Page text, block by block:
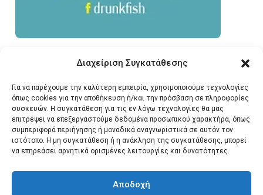
Διαχείριση Συγκατάθεσης
Για να παρέχουμε την καλύτερη εμπειρία, χρησιμοποιούμε τεχνολογίες
όπως cookies για την αποθήκευση ή/και την πρόσβαση σε πληροφορίες
συσκευών. Η συγκατάθεση για τις εν λόγω τεχνολογίες θα μας
επιτρέψει να επεξεργαστούμε δεδομένα προσωπικού χαρακτήρα, όπως
συμπεριφορά περιήγησης ή μοναδικά αναγνωριστικά σε αυτόν τον
ιστότοπο. Η μη συγκατάθεση ή η ανάκληση της συγκατάθεσης, μπορεί
να επηρεάσει αρνητικά ορισμένες λειτουργίες και δυνατότητες.
Αποδοχή